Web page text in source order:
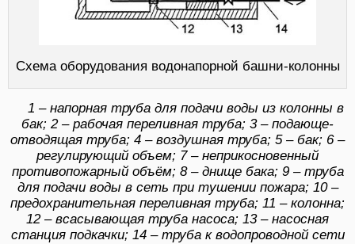
Схема оборудования водонапорной башни-колонны
1 – напорная труба для подачи воды из колонны в
бак; 2 – рабочая переливная труба; 3 – подающе-
отводящая труба; 4 – воздушная труба; 5 – бак; 6 –
регулирующий объем; 7 – неприкосновенный
противопожарный объём; 8 – днище бака; 9 – труба
для подачи воды в сеть при тушении пожара; 10 –
предохранительная переливная труба; 11 – колонна;
12 – всасывающая труба насоса; 13 – насосная
станция подкачки; 14 – труба к водопроводной сети